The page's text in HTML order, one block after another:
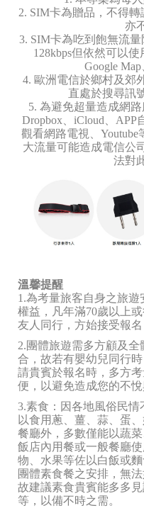
2. SIM卡為贈品，不得
亦
3. SIM卡為吃到飽無流
128kbps但依然可以使
Google Map
4. 歐洲電信於鄉村及郊
直處於搜尋訊
5. 為避免超量造成網
Dropbox、iCloud、
觀看網路電視、
大流量可能造成電信公
法對
溫馨提醒
1.為考量旅客自身之旅
權益，凡年滿70歲以上
友人同行，方始接受報
2.團體旅遊需多方顧及
合，故若有嬰幼兒同行
請貴賓於報名時，多方
便，以避免造成您的不悅
3.素食：因各地風俗民
以食用蔥、薑、蒜、蛋
餐廳外，多數僅能以蔬
飯店內用餐或一般餐廳
物、水果等佐以白飯或
團體素食餐之安排，無
故建議素食貴賓能多多
等，以備不時之需。